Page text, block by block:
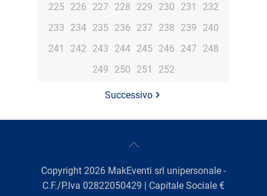
225
226 227 228 229 230 231
232
233
234 235 236 237 238 239
240
241
242 243 244 245 246 247
248
249
250 251 252
Successivo
Copyright 2026 MakEventi srl unipersonale -
C.F./P.Iva 02822050429 | Capitale Sociale €